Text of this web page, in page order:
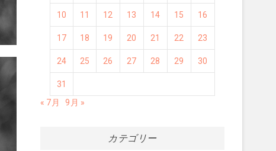
10 11 12 13 14 15 16
17 18 19 20 21 22 23
24 25 26 27 28 29 30
31
« 7月
9月 »
カテゴリー